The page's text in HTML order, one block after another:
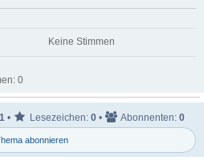
Keine Stimmen
0
abonnieren
1 • Lesezeichen: 0 • Abonnenten: 0